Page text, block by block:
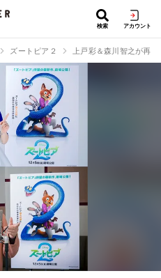
検索 アカウント
ズートピア２ 上戸彩＆森川智之が再